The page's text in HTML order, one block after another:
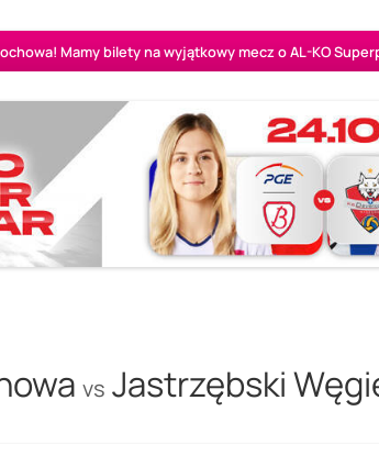
Mamy bilety na wyjątkowy mecz o AL-KO
vs Jastrzębski